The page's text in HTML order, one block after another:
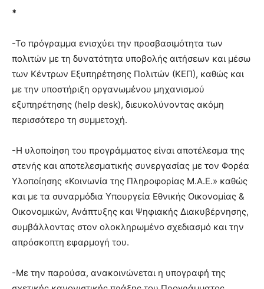
*
-Το πρόγραμμα ενισχύει την προσβασιμότητα των
πολιτών με τη δυνατότητα υποβολής αιτήσεων και μέσω
των Κέντρων Εξυπηρέτησης Πολιτών (ΚΕΠ), καθώς και
με την υποστήριξη οργανωμένου μηχανισμού
εξυπηρέτησης (help desk), διευκολύνοντας ακόμη
περισσότερο τη συμμετοχή.
-Η υλοποίηση του προγράμματος είναι αποτέλεσμα της
στενής και αποτελεσματικής συνεργασίας με τον Φορέα
Υλοποίησης «Κοινωνία της Πληροφορίας Μ.Α.Ε.» καθώς
και με τα συναρμόδια Υπουργεία Εθνικής Οικονομίας &
Οικονομικών, Ανάπτυξης και Ψηφιακής Διακυβέρνησης,
συμβάλλοντας στον ολοκληρωμένο σχεδιασμό και την
απρόσκοπτη εφαρμογή του.
-Με την παρούσα, ανακοινώνεται η υπογραφή της